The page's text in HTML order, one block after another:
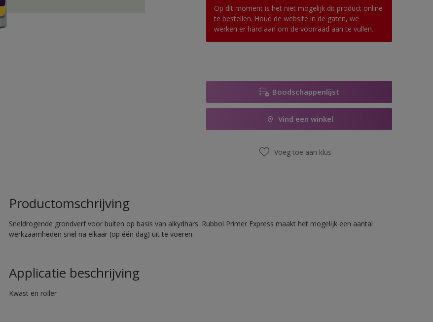
Op dit moment is het niet mogelijk dit product online
te bestellen. Houd de website in de gaten, we
werken er hard aan om de voorraad aan te vullen.
Boodschappenlijst
Vind een winkel
Voeg toe aan klus
Productomschrijving
Sneldrogende grondverf voor buiten op basis van alkydhars. Rubbol Primer Express maakt het mogelijk een aantal
werkzaamheden snel na elkaar (op één dag) uit te voeren.
Applicatie beschrijving
Kwast en roller